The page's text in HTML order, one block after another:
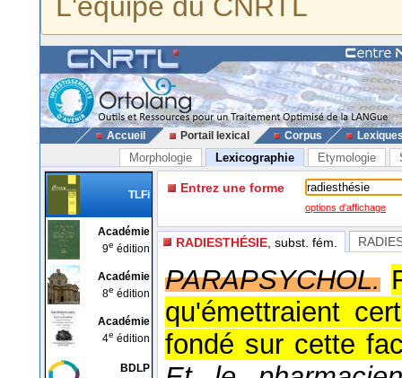
Accueil Portail lexical Corpus
Morphologie Lexicographie Etymologie
TLFi
Académie
9e édition
Académie
8e édition
Académie
4e édition
BDLP
Entrez une forme
options d'affichage
RADIESTHÉSIE , subst. fém.
PARAPSYCHOL.
qu'émettraient
fondé sur cette